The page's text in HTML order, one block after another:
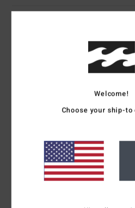
Rapport qualité / prix: 5
Je recommande ce produit
5 /5
Welcome!
Choose your ship-